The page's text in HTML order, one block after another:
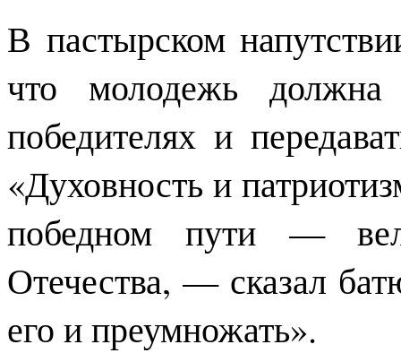
В пастырском
что молодежь
победителях и
«Духовность и
победном пути —
Отечества, — сказал
его и преумножать».